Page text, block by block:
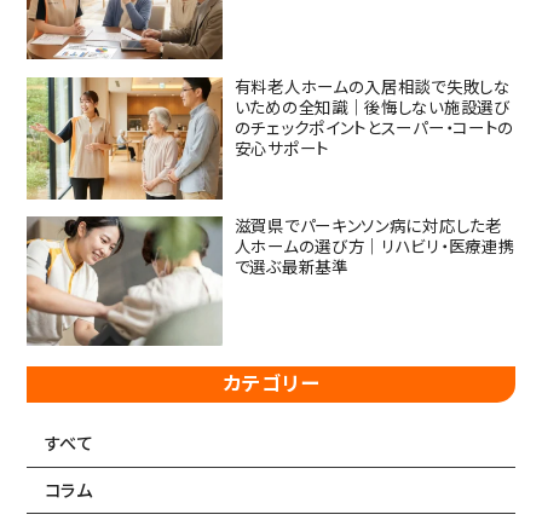
有料老人ホームの入居相談で失敗しな
いための全知識｜後悔しない施設選び
のチェックポイントとスーパー・コートの
安心サポート
滋賀県でパーキンソン病に対応した老
人ホームの選び方｜リハビリ・医療連携
で選ぶ最新基準
カテゴリー
すべて
コラム